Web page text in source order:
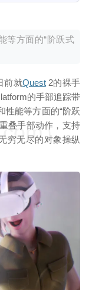
等方面的“阶跃式
前就Quest2的裸手
的手部追踪带
性能等方面的“阶跃
叠手部动作，支持
穷无尽的对象操纵
）